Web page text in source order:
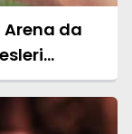
Arena da